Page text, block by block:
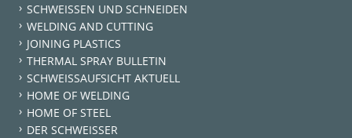
SCHWEISSEN UND SCHNEIDEN
WELDING AND CUTTING
JOINING PLASTICS
THERMAL SPRAY BULLETIN
SCHWEISSAUFSICHT AKTUELL
HOME OF WELDING
HOME OF STEEL
DER SCHWEISSER